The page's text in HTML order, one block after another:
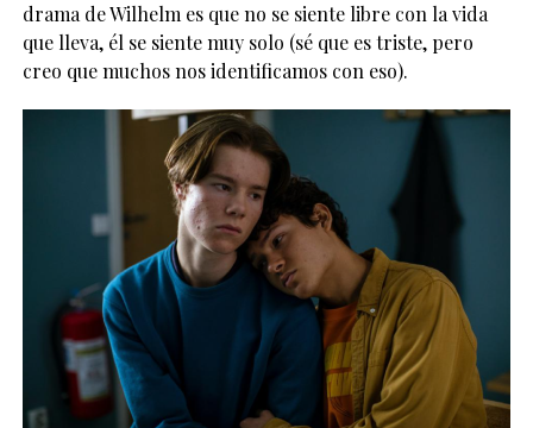
drama de Wilhelm es que no se siente libre con la vida
que lleva, él se siente muy solo (sé que es triste, pero
creo que muchos nos identificamos con eso).